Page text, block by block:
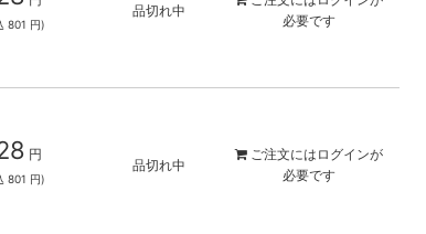
801 円)
品切れ中
必要です
円
801 円)
品切れ中
ご注文には ログインが
必要です